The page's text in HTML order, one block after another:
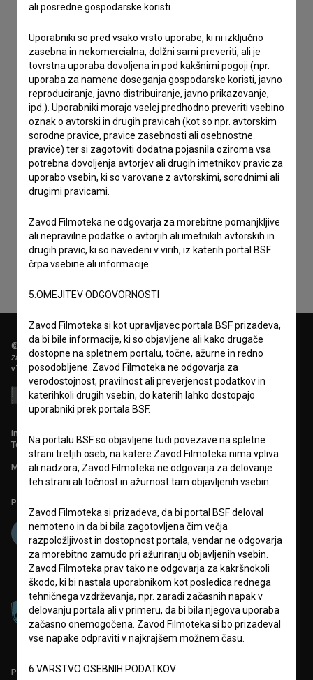
zbiranje, hrambo in obdelavo osebnih podatkov.
© 2018-2026, Filmoteka,
zavod za širjenje filmske kulture
v7.151.0
info@filmoteka.si
Tehnična pomoč: podpora@bsf.si
Mednarodna številka ISSN 2670-787X
Projekt sofinancira:
PARTNERJI
ali posredne gospodarske koristi.
Uporabniki so pred vsako vrsto uporabe, ki ni izključno
zasebna in nekomercialna, dolžni sami preveriti, ali je
tovrstna uporaba dovoljena in pod kakšnimi pogoji (npr.
uporaba za namene doseganja gospodarske koristi, javno
reproduciranje, javno distribuiranje, javno prikazovanje,
ipd.). Uporabniki morajo vselej predhodno preveriti vsebino
oznak o avtorski in drugih pravicah (kot so npr. avtorskim
sorodne pravice, pravice zasebnosti ali osebnostne
pravice) ter si zagotoviti dodatna pojasnila oziroma vsa
potrebna dovoljenja avtorjev ali drugih imetnikov pravic za
uporabo vsebin, ki so varovane z avtorskimi, sorodnimi ali
drugimi pravicami.
Zavod Filmoteka ne odgovarja za morebitne pomanjkljive
ali nepravilne podatke o avtorjih ali imetnikih avtorskih in
drugih pravic, ki so navedeni v virih, iz katerih portal BSF
črpa vsebine ali informacije.
5.OMEJITEV ODGOVORNOSTI
Zavod Filmoteka si kot upravljavec portala BSF prizadeva,
da bi bile informacije, ki so objavljene ali kako drugače
dostopne na spletnem portalu, točne, ažurne in redno
posodobljene. Zavod Filmoteka ne odgovarja za
verodostojnost, pravilnost ali preverjenost podatkov in
katerihkoli drugih vsebin, do katerih lahko dostopajo
uporabniki prek portala BSF.
Na portalu BSF so objavljene tudi povezave na spletne
strani tretjih oseb, na katere Zavod Filmoteka nima vpliva
ali nadzora, Zavod Filmoteka ne odgovarja za delovanje
teh strani ali točnost in ažurnost tam objavljenih vsebin.
Zavod Filmoteka si prizadeva, da bi portal BSF deloval
nemoteno in da bi bila zagotovljena čim večja
razpoložljivost in dostopnost portala, vendar ne odgovarja
za morebitno zamudo pri ažuriranju objavljenih vsebin.
Zavod Filmoteka prav tako ne odgovarja za kakršnokoli
škodo, ki bi nastala uporabnikom kot posledica rednega
tehničnega vzdrževanja, npr. zaradi začasnih napak v
delovanju portala ali v primeru, da bi bila njegova uporaba
začasno onemogočena. Zavod Filmoteka si bo prizadeval
vse napake odpraviti v najkrajšem možnem času.
6.VARSTVO OSEBNIH PODATKOV